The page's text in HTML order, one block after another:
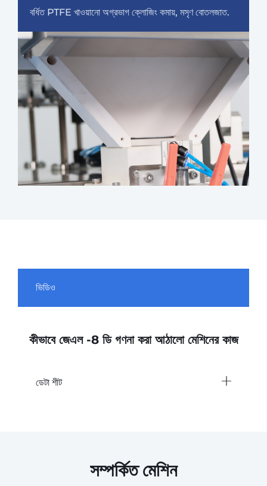
বর্ধিত PTFE খাওয়ানো অগ্রভাগ ক্লোজিং কমায়, মসৃণ বোতলজাত.
ভিডিও
কীভাবে জেএল -8 ডি গণনা করা আঠালো মেশিনের কাজ
ডেটা শীট
সম্পর্কিত মেশিন